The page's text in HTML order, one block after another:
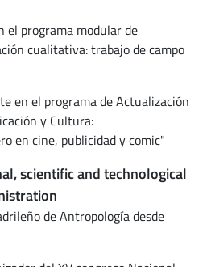
el programa modular de
cualitativa: trabajo de campo
en el programa de Actualización
y Cultura:
en cine, publicidad y comic"
scientific and technological
de Antropología desde